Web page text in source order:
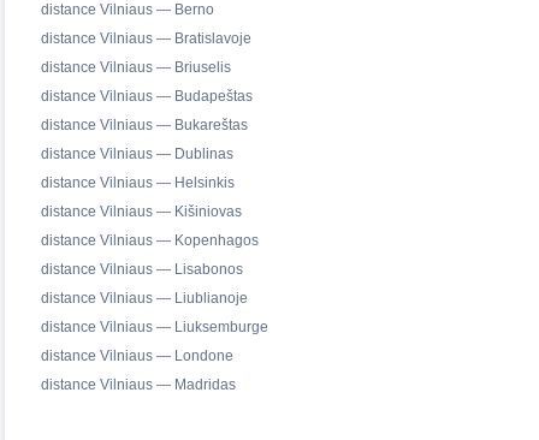
distance Vilniaus — Berno
distance Vilniaus — Bratislavoje
distance Vilniaus — Briuselis
distance Vilniaus — Budapeštas
distance Vilniaus — Bukareštas
distance Vilniaus — Dublinas
distance Vilniaus — Helsinkis
distance Vilniaus — Kišiniovas
distance Vilniaus — Kopenhagos
distance Vilniaus — Lisabonos
distance Vilniaus — Liublianoje
distance Vilniaus — Liuksemburge
distance Vilniaus — Londone
distance Vilniaus — Madridas